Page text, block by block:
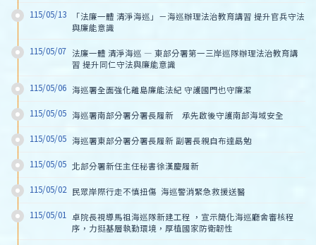
115/05/13
「法廉一體 清淨海巡」－海巡辦理法治教育講習 提升官兵守法
與廉能意識
115/05/07 法廉一體 清淨海巡 — 東部分署第一三岸巡隊辦理法治教育講
習 提升同仁守法與廉能意識
115/05/06 海巡署全面強化離島廉能法紀 守護國門也守廉潔
115/05/05 海巡署南部分署分署長履新　承先啟後守護南部海域安全
115/05/05 海巡署東部分署分署長履新 副署長親自布達勗勉
115/05/05 北部分署新任主任秘書徐漢慶履新
115/05/02 民眾岸際行走不慎扭傷  海巡警消緊急救援送醫
115/05/01
卓院長視導馬祖海巡隊新建工程 ，宣示簡化海巡廳舍審核程
序，力挺基層執勤環境，厚植國家防衛韌性